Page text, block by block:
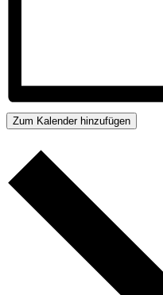
Zum Kalender hinzufügen